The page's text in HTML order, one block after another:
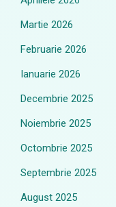
Martie 2026
Februarie 2026
Ianuarie 2026
Decembrie 2025
Noiembrie 2025
Octombrie 2025
Septembrie 2025
August 2025